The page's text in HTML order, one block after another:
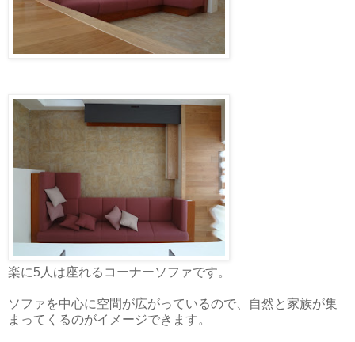
楽に5人は座れるコーナーソファです。
ソファを中心に空間が広がっているので、自然と家族が集
まってくるのがイメージできます。